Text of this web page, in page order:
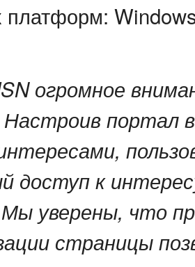
огромное
портал
доступ к
уверены, что
страницы